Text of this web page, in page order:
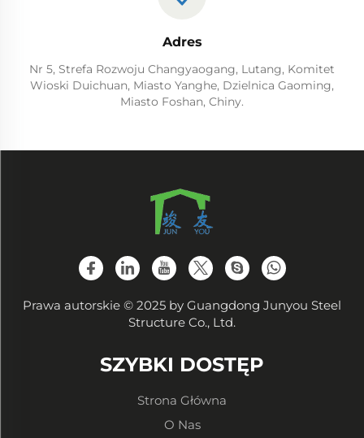
Adres
Nr 5, Strefa Rozwoju Changyaogang, Lutang, Komitet
Wioski Duichuan, Miasto Yanghe, Dzielnica Gaoming,
Miasto Foshan, Chiny.
Prawa autorskie © 2025 by Guangdong Junyou Steel
Structure Co., Ltd.
SZYBKI DOSTĘP
Strona Główna
O Nas